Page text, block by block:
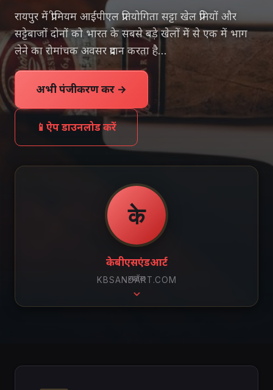
रायपुर में प्रीमियम आईपीएल प्रतियोगिता सट्टा खेल प्रेमियों और
सट्टेबाजों दोनों को भारत के सबसे बड़े खेलों में से एक में भाग
लेने का रोमांचक अवसर प्रदान करता है…
अभी पंजीकरण करें →
📱 ऐप डाउनलोड करें
के
केबीएसएंडआर्ट
KBSANDART.COM
स्क्रॉल